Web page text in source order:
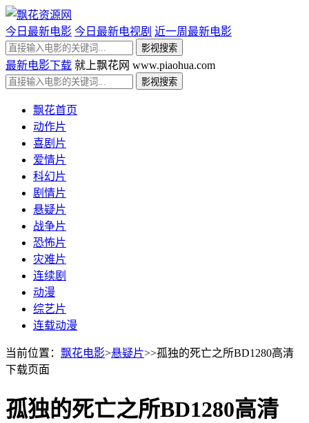
今日最新电影 今日最新电视剧 近一周最新电影
最新电影下载 就上飘花网 www.piaohua.com
飘花首页
动作片
喜剧片
爱情片
科幻片
剧情片
悬疑片
战争片
恐怖片
灾难片
连续剧
动漫
综艺片
连载动漫
当前位置： 飘花电影>悬疑片>>孤独的死亡之所BD1280高清
下载页面
孤独的死亡之所BD1280高清